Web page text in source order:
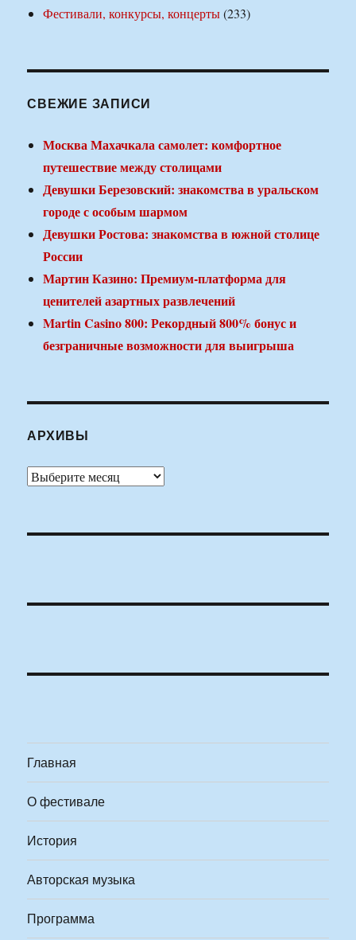
Фестивали, конкурсы, концерты(233)
СВЕЖИЕ ЗАПИСИ
Москва Махачкала самолет: комфортное
путешествие между столицами
Девушки Березовский: знакомства в уральском
городе с особым шармом
Девушки Ростова: знакомства в южной столице
России
Мартин Казино: Премиум-платформа для
ценителей азартных развлечений
Martin Casino 800: Рекордный 800% бонус и
безграничные возможности для выигрыша
АРХИВЫ
Архивы
Главная
О фестивале
История
Авторская музыка
Программа